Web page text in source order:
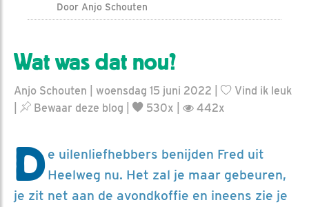
Door Anjo Schouten
Wat was dat nou?
Anjo Schouten | woensdag 15 juni 2022 |
Vind ik leuk
Bewaar deze blog 530x | 442x
De uilenliefhebbers benijden Fred uit
Heelweg nu. Het zal je maar gebeuren,
je zit net aan de avondkoffie en ineens zie je